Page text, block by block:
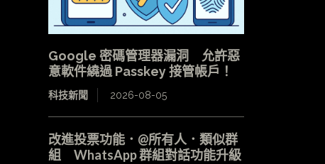
Google 密碼管理器漏洞 允許惡
意軟件繞過 Passkey 接管帳戶！
科技新聞 2026-08-05
改進投票功能．@所有人．類似群
組 WhatsApp 群組對話功能升級